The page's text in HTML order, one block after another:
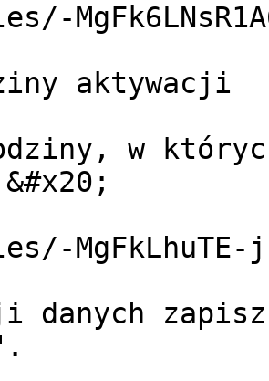
aktywacji
w
MgFkLhuTE-
danych